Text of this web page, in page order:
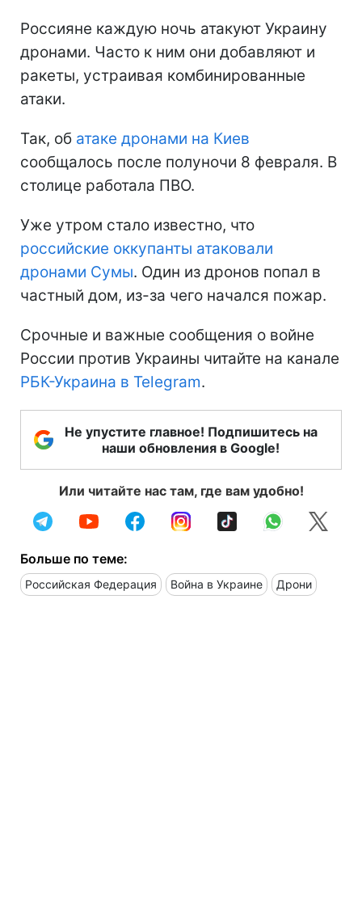
Россияне каждую ночь атакуют Украину
дронами. Часто к ним они добавляют и
ракеты, устраивая комбинированные
атаки.
Так, об атаке дронами на Киев
сообщалось после полуночи 8 февраля. В
столице работала ПВО.
Уже утром стало известно, что
российские оккупанты атаковали
дронами Сумы. Один из дронов попал в
частный дом, из-за чего начался пожар.
Срочные и важные сообщения о войне
России против Украины читайте на канале
РБК-Украина в Telegram.
Не упустите главное! Подпишитесь на
наши обновления в Google!
Или читайте нас там, где вам удобно!
Больше по теме:
Российская Федерация Война в Украине Дрони